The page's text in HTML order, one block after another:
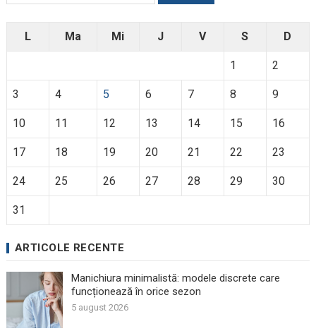
L Ma Mi J V S D
1 2
3 4 5 6 7 8 9
10 11 12 13 14 15 16
17 18 19 20 21 22 23
24 25 26 27 28 29 30
31
ARTICOLE RECENTE
Manichiura minimalistă: modele discrete care
funcționează în orice sezon
5 august 2026